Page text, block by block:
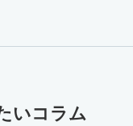
いコラム